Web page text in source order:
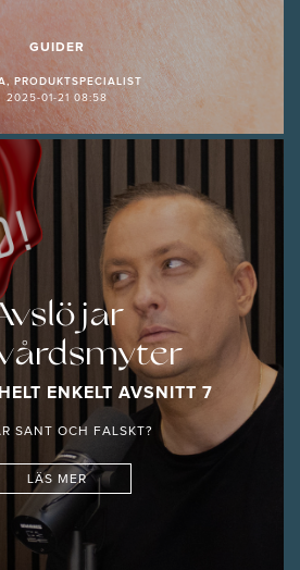
GUIDER
PRODUKTSPECIALIST
2025-01-21 08:58
ENKELT AVSNITT 7
SANT OCH FALSKT?
LÄS MER